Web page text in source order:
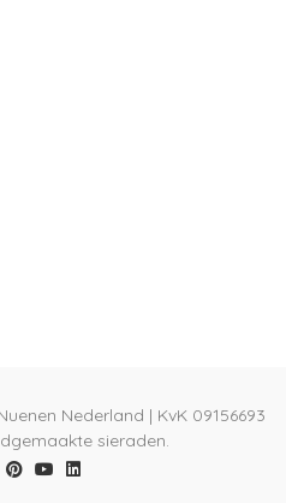
Nederland | KvK 09156693
sieraden.